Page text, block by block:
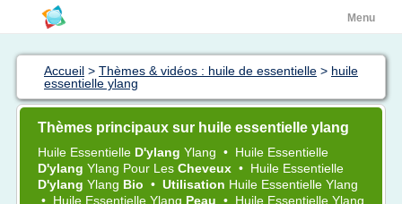
Menu
Accueil > Thèmes & vidéos : huile de essentielle > huile
essentielle ylang
Thèmes principaux sur huile essentielle ylang
Huile Essentielle D'ylang Ylang • Huile Essentielle
D'ylang Ylang Pour Les Cheveux • Huile Essentielle
D'ylang Ylang Bio • Utilisation Huile Essentielle Ylang
• Huile Essentielle Ylang Peau • Huile Essentielle Ylang